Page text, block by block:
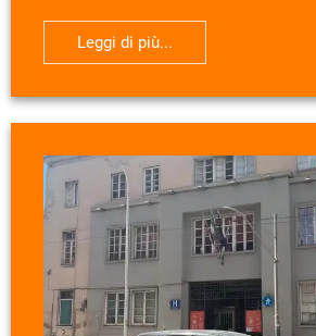
Leggi di più...